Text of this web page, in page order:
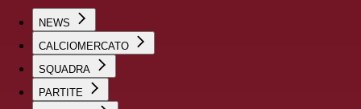
NEWS
CALCIOMERCATO
SQUADRA
PARTITE